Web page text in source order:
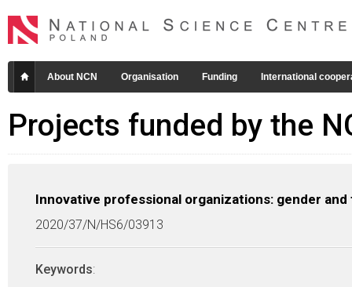
About NCN Organisation Funding International
Projects funded by the
Innovative professional organizations: gender
2020/37/N/HS6/03913
Keywords: